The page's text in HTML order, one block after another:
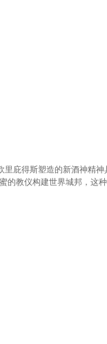
庇得斯塑造的新酒神
教仪构建世界城邦，